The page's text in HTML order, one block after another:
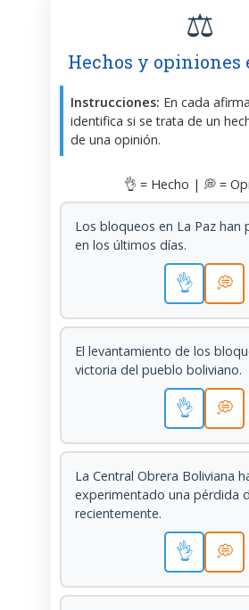
⚖️
Hechos y opiniones
Instrucciones: En cada
identifica si se trata de un
de una opinión.
👌 = Hecho | 💭 =
Los bloqueos en La Paz han
en los últimos días.
👌 💭
El levantamiento de los
victoria del pueblo boliviano.
👌 💭
La Central Obrera Boliviana
experimentado una pérdida
recientemente.
👌 💭